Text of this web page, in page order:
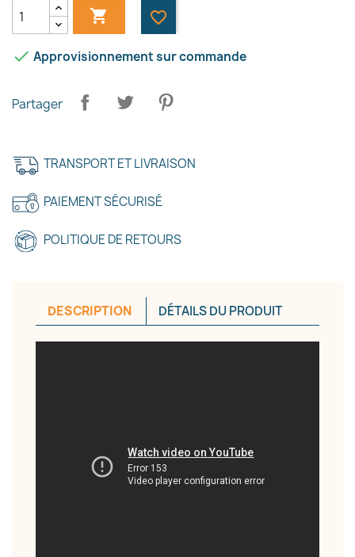
 favorite_border
 Approvisionnement sur commande
Partager
TRANSPORT ET LIVRAISON
PAIEMENT SÉCURISÉ
POLITIQUE DE RETOURS
DESCRIPTION DÉTAILS DU PRODUIT